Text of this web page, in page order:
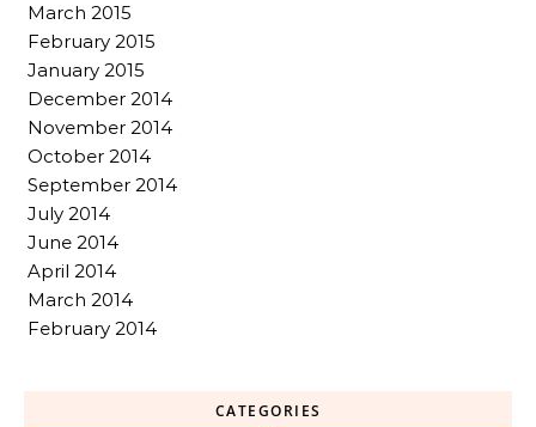
March 2015
February 2015
January 2015
December 2014
November 2014
October 2014
September 2014
July 2014
June 2014
April 2014
March 2014
February 2014
CATEGORIES